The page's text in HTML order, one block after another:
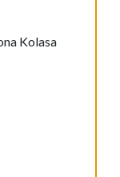
Kolasa